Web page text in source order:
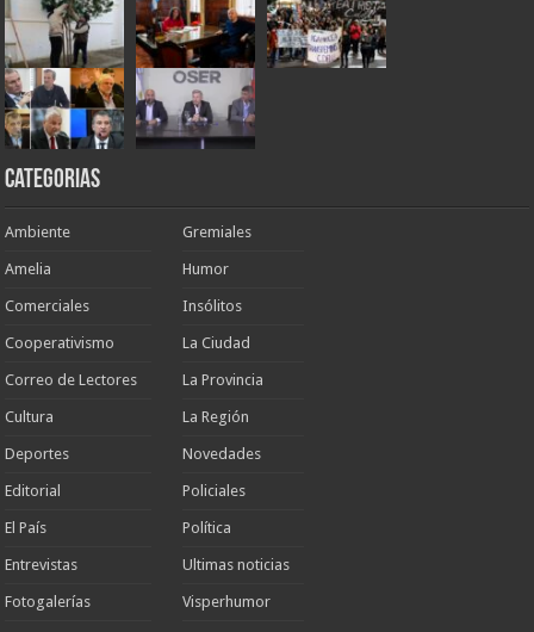
Categorias
Ambiente
Amelia
Comerciales
Cooperativismo
Correo de Lectores
Cultura
Deportes
Editorial
El País
Entrevistas
Fotogalerías
Gremiales
Humor
Insólitos
La Ciudad
La Provincia
La Región
Novedades
Policiales
Política
Ultimas noticias
Visperhumor